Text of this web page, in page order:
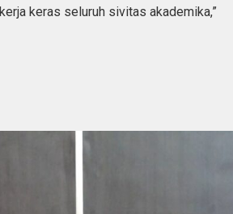
keras seluruh sivitas akademika,”